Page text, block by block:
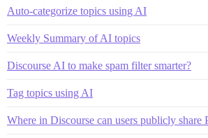
Auto-categorize topics using AI
Weekly Summary of AI topics
Discourse AI to make spam filter smarter?
Tag topics using AI
Where in Discourse can users publicly share